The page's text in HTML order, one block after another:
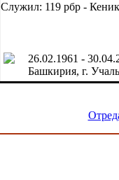
Служил: 119 рбр -
26.02.1961 -
Башкирия, г.